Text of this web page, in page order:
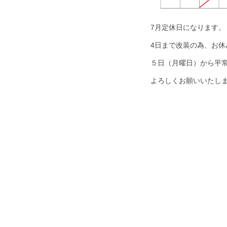
7月定休日になります。
4日まで改装の為、お
５日（月曜日）から平
よろしくお願いいたし